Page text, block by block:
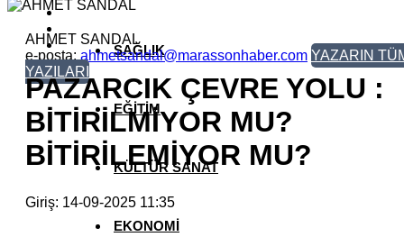
SAĞLIK
EĞİTİM
KÜLTÜR SANAT
EKONOMİ
AHMET SANDAL
e-posta: ahmetsandal@marassonhaber.com YAZARIN
YAZILARI
PAZARCIK ÇEVRE YOLU :
BİTİRİLMİYOR MU?
BİTİRİLEMİYOR MU?
Giriş: 14-09-2025 11:35